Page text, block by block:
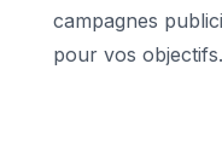
campagnes
pour vos objectifs.